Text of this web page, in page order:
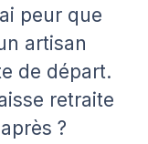
peur que
artisan
de départ.
retraite
?